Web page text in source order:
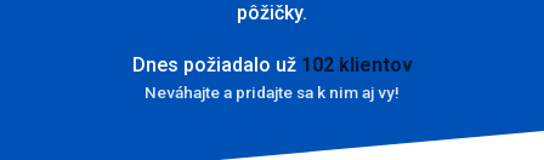
pôžičky.
Dnes požiadalo už 102 klientov
Neváhajte a pridajte sa k nim aj vy!